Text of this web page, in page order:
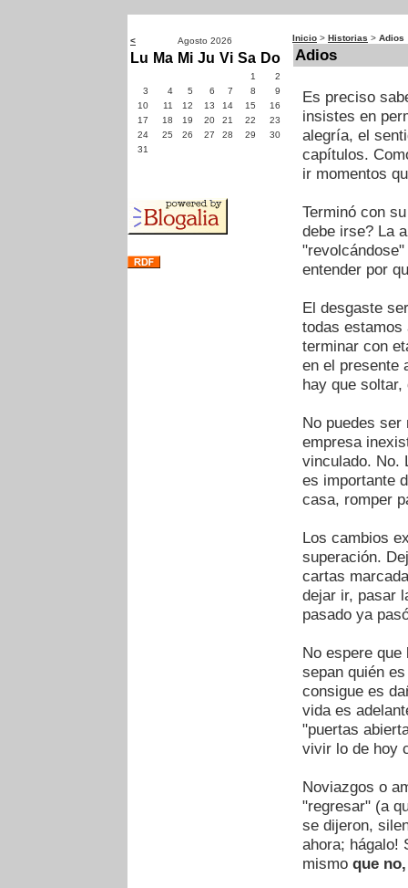
< Agosto 2026
Lu Ma Mi Ju Vi Sa Do
1
2
3
4 5 6 7 8
9
10
11 12 13 14 15
16
17
18 19 20 21 22
23
24
25 26 27 28 29
30
31
Inicio > Historias > Adios
Adios
Es preciso
insistes en
alegría, el
capítulos.
ir momentos
Terminó con
debe irse? La
entender por
El desgaste
todas
terminar con
en el presente
hay que
No puedes ser
empresa
vinculado. No.
es importante
casa, romper
Los cambios
superación.
cartas
dejar ir, pasar
pasado ya
No espere
sepan quién
consigue es
vida es
"puertas
vivir lo de hoy
Noviazgos o
"regresar" (a
se dijeron,
ahora; hágalo!
mismo que